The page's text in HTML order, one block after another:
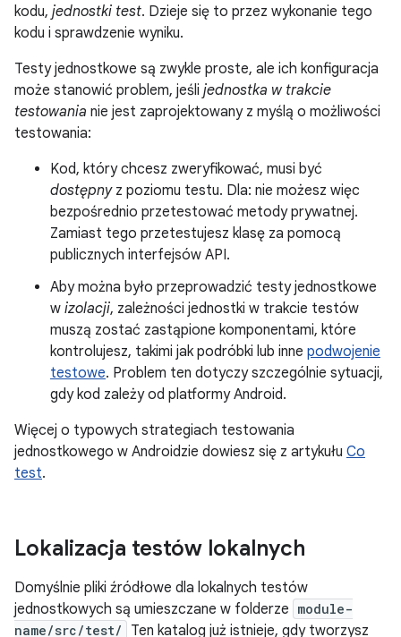
kodu, jednostki test. Dzieje się to przez wykonanie tego
kodu i sprawdzenie wyniku.
Testy jednostkowe są zwykle proste, ale ich konfiguracja
może stanowić problem, jeśli jednostka w trakcie
testowania nie jest zaprojektowany z myślą o możliwości
testowania:
Kod, który chcesz zweryfikować, musi być
dostępnyz poziomu testu. Dla: nie możesz więc
bezpośrednio przetestować metody prywatnej.
Zamiast tego przetestujesz klasę za pomocą
publicznych interfejsów API.
Aby można było przeprowadzić testy jednostkowe
w izolacji, zależności jednostki w trakcie testów
muszą zostać zastąpione komponentami, które
kontrolujesz, takimi jak podróbki lub inne podwojenie
testowe. Problem ten dotyczy szczególnie sytuacji,
gdy kod zależy od platformy Android.
Więcej o typowych strategiach testowania
jednostkowego w Androidzie dowiesz się z artykułu Co
test.
Lokalizacja testów lokalnych
Domyślnie pliki źródłowe dla lokalnych testów
jednostkowych są umieszczane w folderze module-
name/src/test/
Ten katalog już istnieje, gdy tworzysz